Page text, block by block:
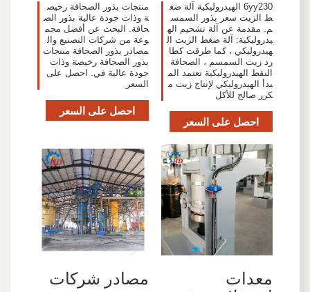
6yy230 الهيدروليكية آلة ضغ
ط الزيت سعر بذور السمس
م. مقدمة عن آلة تشحيم اله
يدروليكية: آلة ضغط الزيت ال
هيدروليكي ، كما طرقت كطا
رد زيت السمسم ، الصحافة
النفط الهيدروليكية تعتمد الم
بدأ الهيدروليكي لإنتاج زيت م
كرر صالح للأكل
احصل على السعر
منتجات بذور الصحافة رخيص
ة وذات جودة عالية بذور الص
حافة. البحث عن أفضل مجم
وعة من شركات التصنيع وال
مصادر بذور الصحافة منتجات
بذور الصحافة رخيصة وذات
جودة عالية في. احصل على
السعر
احصل على السعر
معدات مصادر شركات